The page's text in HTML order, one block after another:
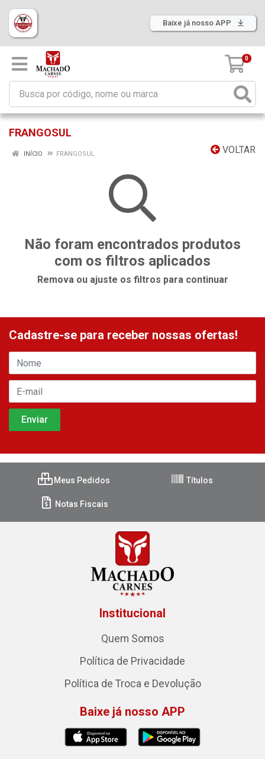
Baixe já nosso APP
0
FRANGOSUL
VOLTAR
INÍCIO FRANGOSUL
Não foram encontrados produtos
com os filtros aplicados
Remova ou ajuste os filtros para continuar
Cadastre-se para receber nossas ofertas!
Meus Pedidos Títulos
Notas Fiscais
Institucional
Quem Somos
Política de Privacidade
Política de Troca e Devolução
Baixe já nosso APP